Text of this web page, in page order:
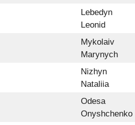
Lebedyn
Leonid
Mykolaiv
Marynych
Nizhyn
Nataliia
Odesa
Onyshchenko